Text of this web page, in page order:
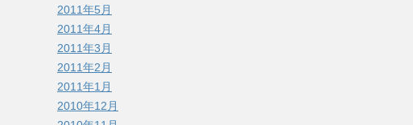
2011年5月
2011年4月
2011年3月
2011年2月
2011年1月
2010年12月